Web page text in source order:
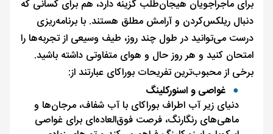
برای ماجراجویان هیجان‌طلب گزینه دارد، هم برای کسانی که
دنبال ریلکس‌کردن و آرامش مطلق هستند. با برنامه‌ریزی
درست می‌توانید در طول چند روز، طیف وسیعی از تجربه‌ها را
امتحان کنید و هر روز حال و هوای متفاوتی داشته باشید.
برخی از محبوب‌ترین تفریحات بوراکای عبارتند از:
غواصی و اسنورکلینگ
دنیای زیر آب اطراف بوراکای با آب شفاف، مرجان‌ها و
ماهی‌های رنگارنگ، فرصت فوق‌العاده‌ای برای غواصی